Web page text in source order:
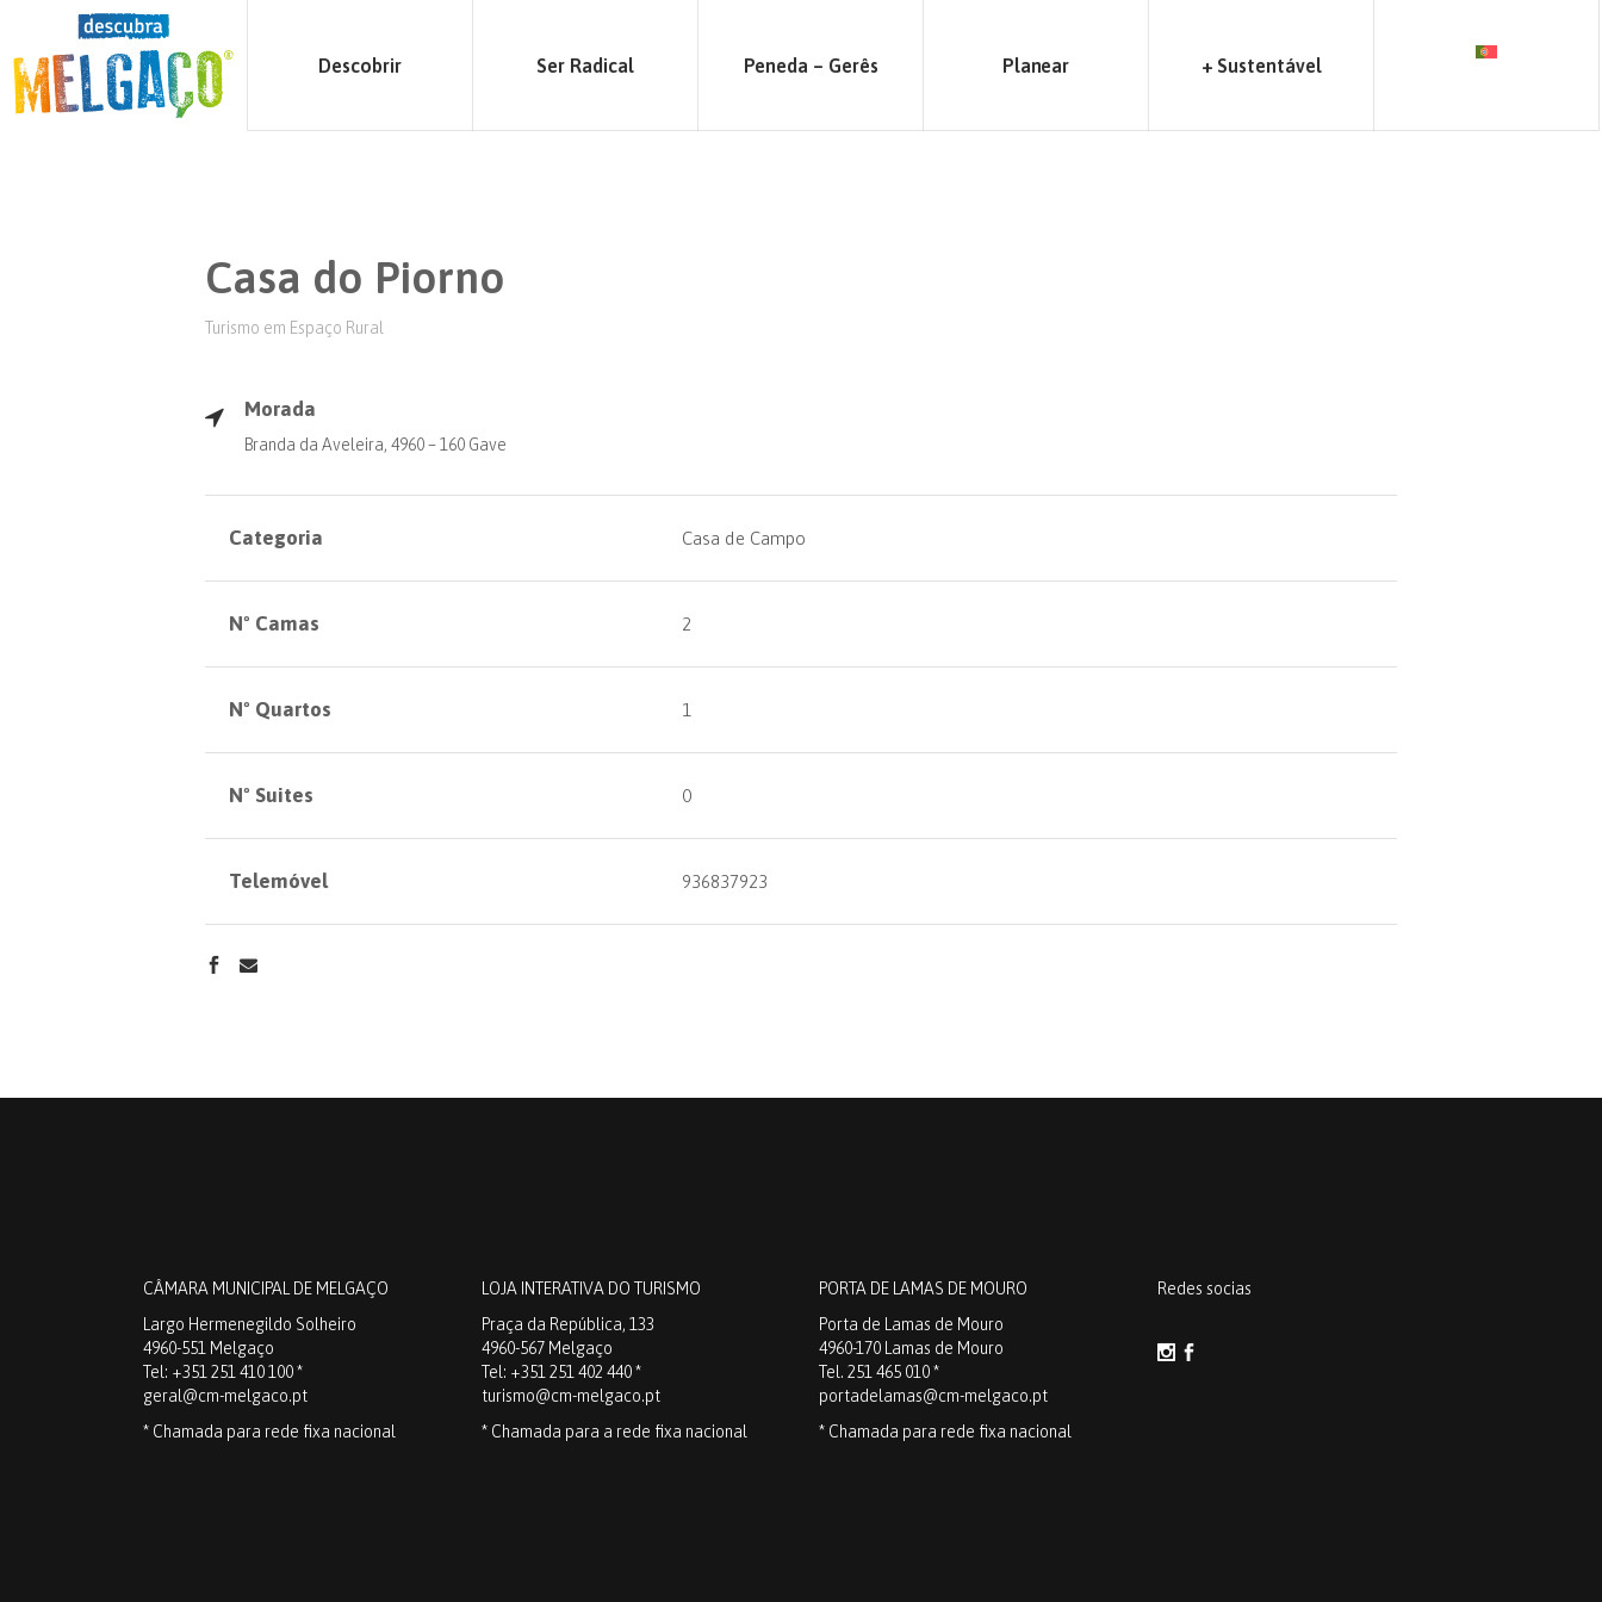
Descobrir Ser Radical Peneda – Gerês Planear + Sustentável
Casa do Piorno
Turismo em Espaço Rural
Morada
Branda da Aveleira, 4960 – 160 Gave
Categoria Casa de Campo
Nº Camas 2
Nº Quartos 1
Nº Suites 0
Telemóvel 936837923
CÂMARA MUNICIPAL DE MELGAÇO
Largo Hermenegildo Solheiro
4960-551 Melgaço
Tel: +351 251 410 100 *
geral@cm-melgaco.pt
* Chamada para rede fixa nacional
LOJA INTERATIVA DO TURISMO
Praça da República, 133
4960-567 Melgaço
Tel: +351 251 402 440 *
turismo@cm-melgaco.pt
* Chamada para a rede fixa nacional
PORTA DE LAMAS DE MOURO
Porta de Lamas de Mouro
4960-170 Lamas de Mouro
Tel. 251 465 010 *
portadelamas@cm-melgaco.pt
* Chamada para rede fixa nacional
Redes socias